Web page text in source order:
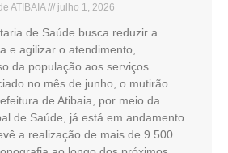
ATIBAIA julho 1, 2026
de Saúde busca reduzir a
e agilizar o atendimento,
da população aos serviços
no mês de junho, o mutirão
de Atibaia, por meio da
de Saúde, já está em andamento
a realização de mais de 9.500